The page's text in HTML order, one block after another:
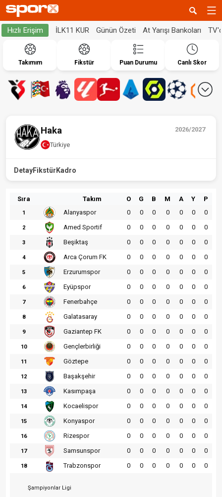
Hızlı Erişim İLK11 KUR Günün Özeti At Yarışı Bankoları
Takımım Fikstür Puan Durumu Canlı Skor
2026/2027
Haka
Türkiye
DetayFikstür Kadro
Sıra Takım O G B M A Y P
1 Alanyaspor 0 0 0 0 0 0 0
2 Amed Sportif 0 0 0 0 0 0 0
3 Beşiktaş 0 0 0 0 0 0 0
4 Arca Çorum FK 0 0 0 0 0 0 0
5 Erzurumspor 0 0 0 0 0 0 0
6 Eyüpspor 0 0 0 0 0 0 0
7 Fenerbahçe 0 0 0 0 0 0 0
8 Galatasaray 0 0 0 0 0 0 0
9 Gaziantep FK 0 0 0 0 0 0 0
10 Gençlerbirliği 0 0 0 0 0 0 0
11 Göztepe 0 0 0 0 0 0 0
12 Başakşehir 0 0 0 0 0 0 0
13 Kasımpaşa 0 0 0 0 0 0 0
14 Kocaelispor 0 0 0 0 0 0 0
15 Konyaspor 0 0 0 0 0 0 0
16 Rizespor 0 0 0 0 0 0 0
17 Samsunspor 0 0 0 0 0 0 0
18 Trabzonspor 0 0 0 0 0 0 0
Şampiyonlar Ligi